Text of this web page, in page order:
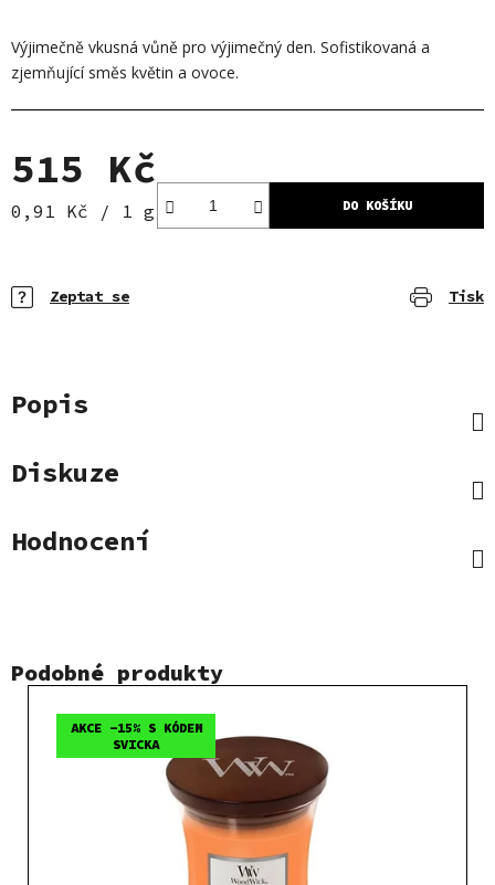
Výjimečně vkusná vůně pro výjimečný den. Sofistikovaná a
zjemňující směs květin a ovoce.
515 Kč
Měrná cena:
0,91 Kč / 1 g DO KOŠÍKU
Tisk
Zeptat se
Popis
Diskuze
Hodnocení
Podobné produkty
AKCE -15% S KÓDEM
SVICKA